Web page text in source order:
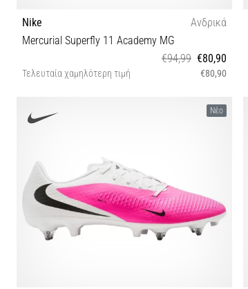
Nike
Ανδρικά
Mercurial Superfly 11 Academy MG
€94,99 €80,90
Τελευταία χαμηλότερη τιμή €80,90
Νέο